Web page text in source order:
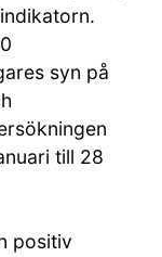
syn på
till 28
positiv